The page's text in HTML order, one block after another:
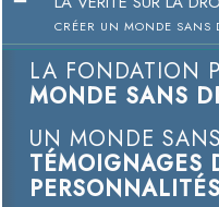
CRÉER UN MONDE SANS
LA FONDATION
MONDE SANS
UN MONDE
TÉMOIGNAGES